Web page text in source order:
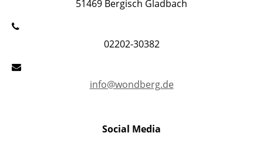
51469 Bergisch Gladbach
02202-30382
info@wondberg.de
Social Media